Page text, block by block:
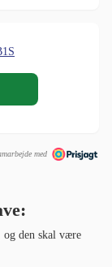
med
og den skal være